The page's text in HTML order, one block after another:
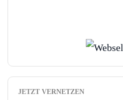
JETZT VERNETZEN